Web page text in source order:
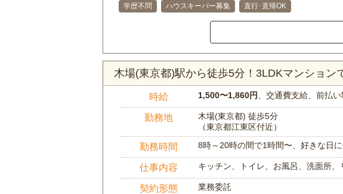
学歴不問
ハウスキーパー募集 直行･直帰OK
木場(東京都)駅から徒歩5分！3LDKマンション
時給 1,500〜1,860円 、交通費支給、前払
勤務地
木場(東京都) 徒歩5分
（東京都江東区付近）
勤務時間 8時～20時の間で1時間〜、好きな日
仕事内容 キッチン、トイレ、お風呂、洗面所
契約形態 業務委託